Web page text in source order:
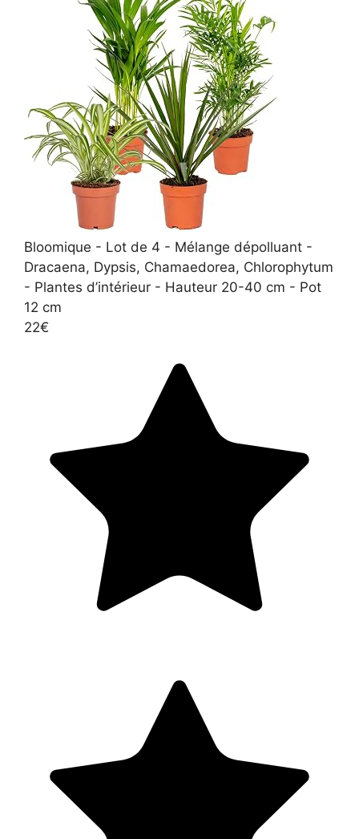
Bloomique - Lot de 4 - Mélange dépolluant -
Dracaena, Dypsis, Chamaedorea, Chlorophytum
- Plantes d’intérieur - Hauteur 20-40 cm - Pot
12 cm
22€